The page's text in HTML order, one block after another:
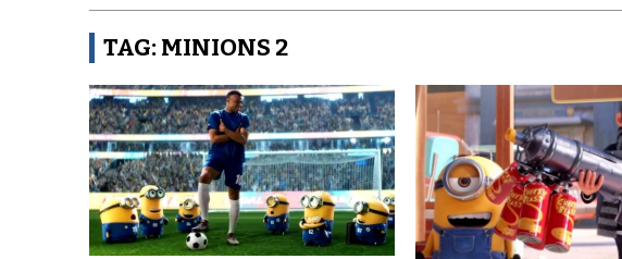
TAG: MINIONS 2